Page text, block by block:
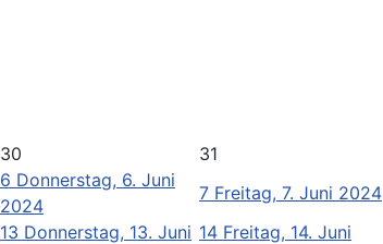
30 31
6 Donnerstag, 6. Juni
2024
7 Freitag, 7. Juni 2024
13 Donnerstag, 13. Juni 14 Freitag, 14. Juni